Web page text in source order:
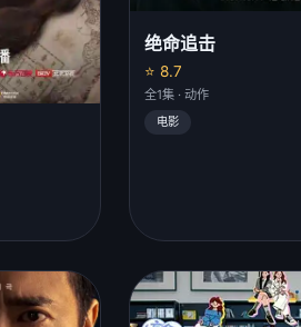
绝命追击
⭐ 8.7
全1集 · 动作
电影